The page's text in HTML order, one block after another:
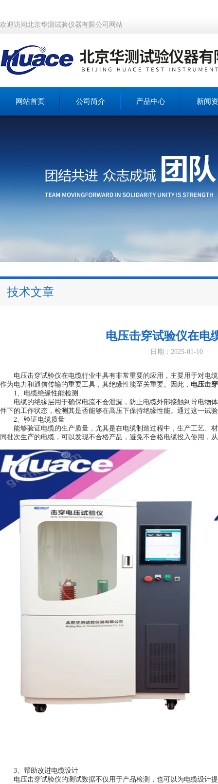
欢迎访问北京华测试验仪器有限公司网站
网站首页 公司简介 产品中心 新闻
技术文章
电压击穿试验仪在电
日期：2025-01-10
电压击穿试验仪在电缆行业中具有非常重要的应用，主要用于对电
作为电力和通信传输的重要工具，其绝缘性能至关重要。因此， 电压击
1、电缆绝缘性能检测
电缆的绝缘层用于确保电流不会泄漏，防止电缆外部接触到导电物
件下的工作状态，检测其是否能够在高压下保持绝缘性能。通过这一试
2、验证电缆质量
能够验证电缆的生产质量，尤其是在电缆制造过程中，生产工艺、
同批次生产的电缆，可以发现不合格产品，避免不合格电缆投入使用，
3、帮助改进电缆设计
电压击穿试验仪的测试数据不仅用于产品检测，也可以为电缆设计